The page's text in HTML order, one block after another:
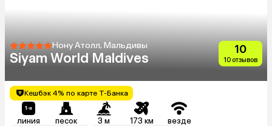
Нону Атолл, Мальдивы
Siyam World Maldives
10
10 отзывов
Кешбэк 4% по карте Т-Банка
линия песок 3 м 173 км везде